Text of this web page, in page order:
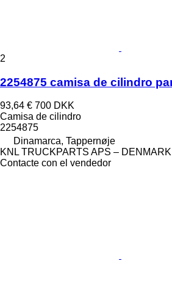
2
2254875 camisa de cilindro
93,64 € 700 DKK
Camisa de cilindro
2254875
Dinamarca, Tappernøje
KNL TRUCKPARTS APS – DENMARK
Contacte con el vendedor